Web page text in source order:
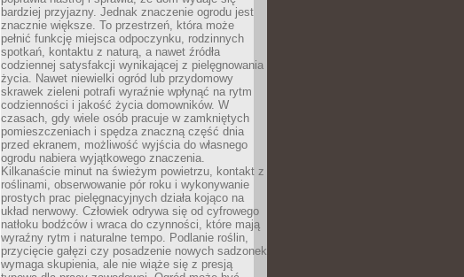
bardziej przyjazny. Jednak znaczenie ogrodu jest
znacznie większe. To przestrzeń, która może
pełnić funkcję miejsca odpoczynku, rodzinnych
spotkań, kontaktu z naturą, a nawet źródła
codziennej satysfakcji wynikającej z pielęgnowania
życia. Nawet niewielki ogród lub przydomowy
skrawek zieleni potrafi wyraźnie wpłynąć na rytm
codzienności i jakość życia domowników. W
czasach, gdy wiele osób pracuje w zamkniętych
pomieszczeniach i spędza znaczną część dnia
przed ekranem, możliwość wyjścia do własnego
ogrodu nabiera wyjątkowego znaczenia.
Kilkanaście minut na świeżym powietrzu, kontakt z
roślinami, obserwowanie pór roku i wykonywanie
prostych prac pielęgnacyjnych działa kojąco na
układ nerwowy. Człowiek odrywa się od cyfrowego
natłoku bodźców i wraca do czynności, które mają
wyraźny rytm i naturalne tempo. Podlanie roślin,
przycięcie gałęzi czy posadzenie nowych sadzonek
wymaga skupienia, ale nie wiąże się z presją